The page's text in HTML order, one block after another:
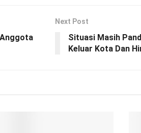
Next Post
Situasi Masih
Keluar Kota Dan